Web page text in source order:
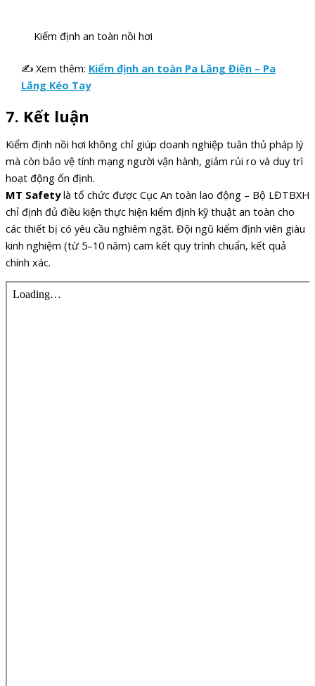
Kiểm định an toàn nồi hơi
✍ Xem thêm: Kiểm định an toàn Pa Lăng Điện – Pa
Lăng Kéo Tay
7. Kết luận
Kiểm định nồi hơi không chỉ giúp doanh nghiệp tuân thủ pháp lý
mà còn bảo vệ tính mạng người vận hành, giảm rủi ro và duy trì
hoạt động ổn định.
MT Safetylà tổ chức được Cục An toàn lao động – Bộ LĐTBXH
chỉ định đủ điều kiện thực hiện kiểm định kỹ thuật an toàn cho
các thiết bị có yêu cầu nghiêm ngặt. Đội ngũ kiểm định viên giàu
kinh nghiệm (từ 5–10 năm) cam kết quy trình chuẩn, kết quả
chính xác.